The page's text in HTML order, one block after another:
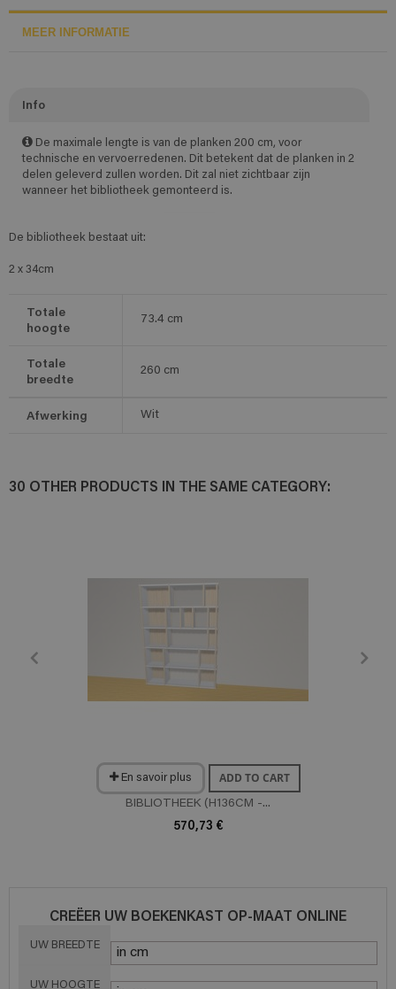
MEER INFORMATIE
Info
De maximale lengte is van de planken 200 cm, voor
technische en vervoerredenen. Dit betekent dat de planken in 2
delen geleverd zullen worden. Dit zal niet zichtbaar zijn
wanneer het bibliotheek gemonteerd is.
De bibliotheek bestaat uit:
2 x 34cm
Totale
hoogte
73.4 cm
Totale
breedte
260 cm
Afwerking Wit
30 OTHER PRODUCTS IN THE SAME CATEGORY:
En savoir plus ADD TO CART
BIBLIOTHEEK (H136CM -...
570,73 €
CREËER UW BOEKENKAST OP-MAAT ONLINE
UW BREEDTE
UW HOOGTE